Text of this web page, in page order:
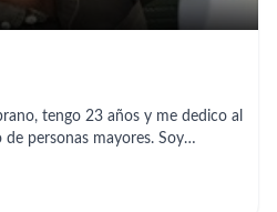
tengo 23 años y me dedico al
personas mayores. Soy
con disponibilidad inmediata
horas, según lo necesite la